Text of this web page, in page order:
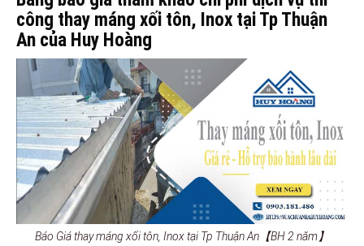
công thay máng xối tôn, Inox tại Tp Thuận
An của Huy Hoàng
Báo Giá thay máng xối tôn, Inox tại Tp Thuận An【BH 2 năm】